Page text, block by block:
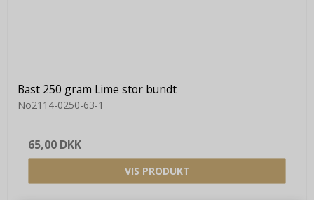
Bast 250 gram Lime stor bundt
No2114-0250-63-1
65,00 DKK
VIS PRODUKT